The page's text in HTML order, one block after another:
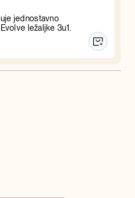
jednostavno
ležaljke 3u1.